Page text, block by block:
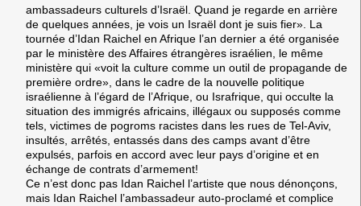
ambassadeurs culturels d’Israël. Quand je regarde en arrière
de quelques années, je vois un Israël dont je suis fier». La
tournée d’Idan Raichel en Afrique l’an dernier a été organisée
par le ministère des Affaires étrangères israélien, le même
ministère qui «voit la culture comme un outil de propagande de
première ordre», dans le cadre de la nouvelle politique
israélienne à l’égard de l’Afrique, ou Israfrique, qui occulte la
situation des immigrés africains, illégaux ou supposés comme
tels, victimes de pogroms racistes dans les rues de Tel-Aviv,
insultés, arrêtés, entassés dans des camps avant d’être
expulsés, parfois en accord avec leur pays d’origine et en
échange de contrats d’armement!
Ce n’est donc pas Idan Raichel l’artiste que nous dénonçons,
mais Idan Raichel l’ambassadeur auto-proclamé et complice